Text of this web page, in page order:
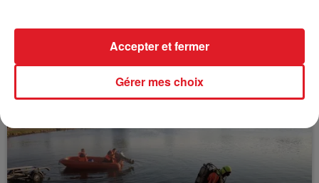
BÉTHUNE: ENQUÊTE POUR HOMICIDE
VOLONTAIRE EN COURS, APRÈS LA...
à des prostituéesGérer mes choix
Accepter et fermer